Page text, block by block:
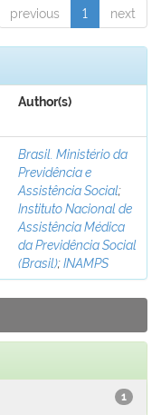
previous 1 next
Author(s)
Brasil. Ministério da
Previdência e
Assistência Social;
Instituto Nacional de
Assistência Médica
da Previdência Social
(Brasil);INAMPS
1